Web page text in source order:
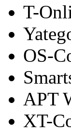
T-
OS-
APT
XT-